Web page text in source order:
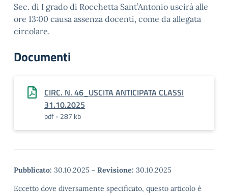
Sec. di I grado di Rocchetta Sant’Antonio uscirà alle
ore 13:00 causa assenza docenti, come da allegata
circolare.
Documenti
CIRC. N. 46_USCITA ANTICIPATA CLASSI
31.10.2025
pdf - 287 kb
Pubblicato: 30.10.2025 - Revisione: 30.10.2025
Eccetto dove diversamente specificato, questo articolo è